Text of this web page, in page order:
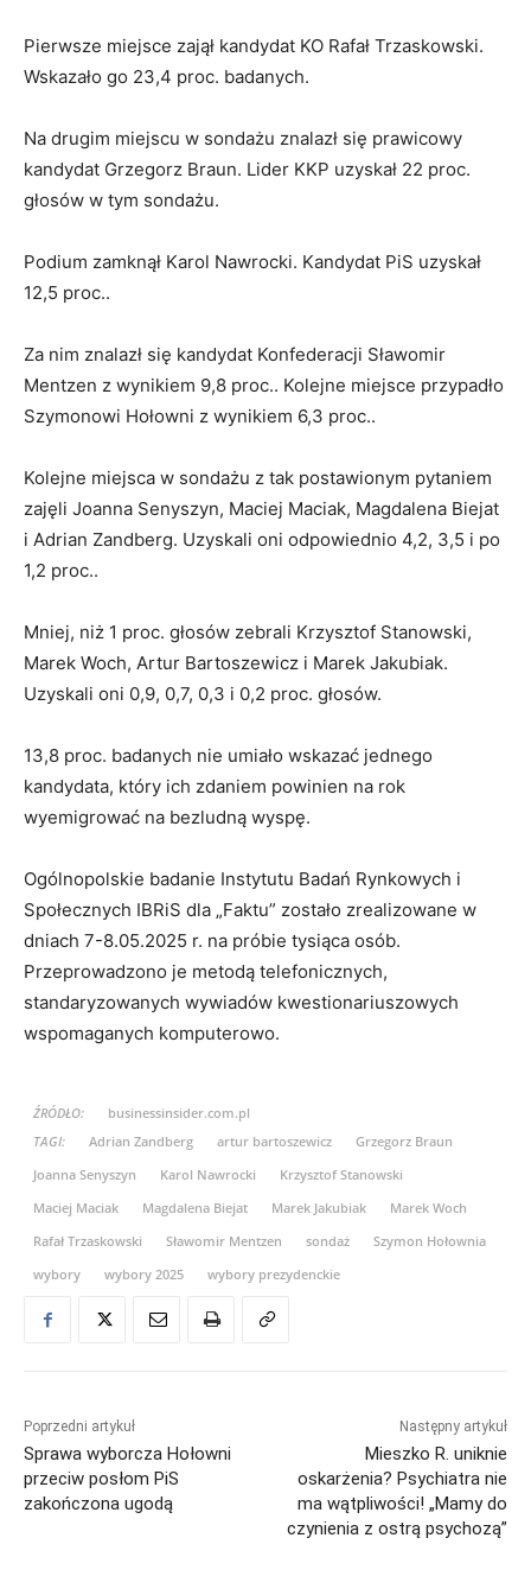
Pierwsze miejsce zajął kandydat KO Rafał Trzaskowski.
Wskazało go 23,4 proc. badanych.
Na drugim miejscu w sondażu znalazł się prawicowy
kandydat Grzegorz Braun. Lider KKP uzyskał 22 proc.
głosów w tym sondażu.
Podium zamknął Karol Nawrocki. Kandydat PiS uzyskał
12,5 proc..
Za nim znalazł się kandydat Konfederacji Sławomir
Mentzen z wynikiem 9,8 proc.. Kolejne miejsce przypadło
Szymonowi Hołowni z wynikiem 6,3 proc..
Kolejne miejsca w sondażu z tak postawionym pytaniem
zajęli Joanna Senyszyn, Maciej Maciak, Magdalena Biejat
i Adrian Zandberg. Uzyskali oni odpowiednio 4,2, 3,5 i po
1,2 proc..
Mniej, niż 1 proc. głosów zebrali Krzysztof Stanowski,
Marek Woch, Artur Bartoszewicz i Marek Jakubiak.
Uzyskali oni 0,9, 0,7, 0,3 i 0,2 proc. głosów.
13,8 proc. badanych nie umiało wskazać jednego
kandydata, który ich zdaniem powinien na rok
wyemigrować na bezludną wyspę.
Ogólnopolskie badanie Instytutu Badań Rynkowych i
Społecznych IBRiS dla „Faktu” zostało zrealizowane w
dniach 7-8.05.2025 r. na próbie tysiąca osób.
Przeprowadzono je metodą telefonicznych,
standaryzowanych wywiadów kwestionariuszowych
wspomaganych komputerowo.
ŹRÓDŁO:
businessinsider.com.pl
TAGI:
Adrian Zandberg artur bartoszewicz
Grzegorz Braun
Joanna Senyszyn
Karol Nawrocki
Krzysztof Stanowski
Maciej Maciak
Magdalena Biejat Marek Jakubiak
Marek Woch
Rafał Trzaskowski
Sławomir Mentzen sondaż
Szymon Hołownia
wybory
wybory 2025 wybory prezydenckie
Poprzedni artykuł
Sprawa wyborcza Hołowni
przeciw posłom PiS
zakończona ugodą
Następny artykuł
Mieszko R. uniknie
oskarżenia? Psychiatra nie
ma wątpliwości! „Mamy do
czynienia z ostrą psychozą”